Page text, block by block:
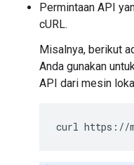
Permintaan API
cURL.
Misalnya, berikut
Anda gunakan
API dari mesin
curl https://